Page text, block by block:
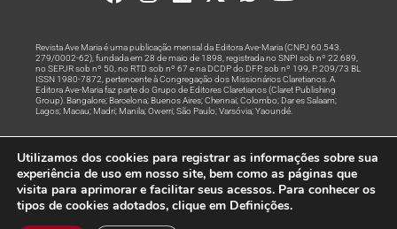
Revista Ave Maria é uma publicação mensal da Editora Ave-Maria (CNPJ 60.543.
279/0002-62), fundada em 28 de maio de 1898, registrada no SNPI sob nº 22.689,
no SEPJR sob nº 50, no RTD sob nº 67 e na DCDP do DFP, sob nº 199, P. 209/73 BL
ISSN 1980-7872, pertencente à Congregação dos Missionários Claretianos. A
Editora Ave-Maria faz parte do Grupo de Editores Claretianos (Claret Publishing
Group). Bangalore; Barcelona; Buenos Aires; Chennai; Colombo; Dar es Salaam;
Lagos; Macau; Madri; Manila; Owerri; São Paulo; Varsóvia; Yaoundé.
Rede
© Todos os Direitos Reservados
Utilizamos dos cookies para registrar as informações sobre sua
experiência de uso em nosso site, bem como as páginas que
visita para aprimorar e facilitar seus acessos. Para conhecer os
tipos de cookies adotados, clique em Definições.